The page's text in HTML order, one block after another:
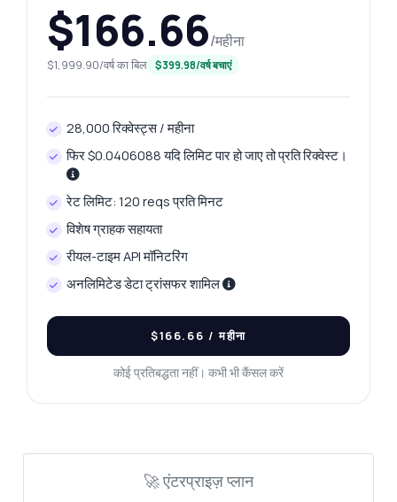
$166.66/महीना
$1,999.90/वर्ष का बिल $399.98/वर्ष बचाएं
28,000 रिक्वेस्ट्स / महीना
फिर $0.0406088 यदि लिमिट पार हो जाए तो प्रति रिक्वेस्ट।
रेट लिमिट: 120 reqs प्रति मिनट
विशेष ग्राहक सहायता
रीयल-टाइम API मॉनिटरिंग
अनलिमिटेड डेटा ट्रांसफर शामिल
$166.66 / महीना
कोई प्रतिबद्धता नहीं। कभी भी कैंसल करें
🚀 एंटरप्राइज़ प्लान